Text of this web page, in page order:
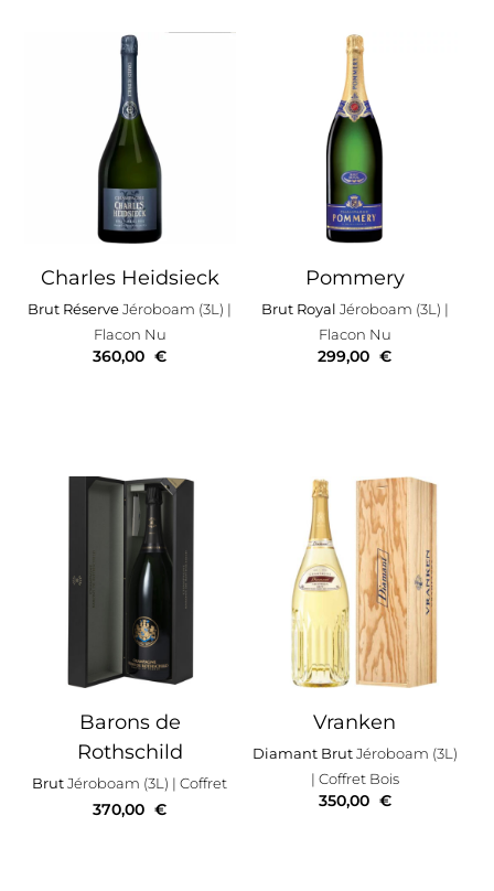
Charles Heidsieck
Brut RéserveJéroboam (3L) |
Flacon Nu
360,00 €
Pommery
Brut Royal Jéroboam (3L) |
Flacon Nu
299,00 €
Barons de
Rothschild
BrutJéroboam (3L) | Coffret
370,00 €
Vranken
Diamant BrutJéroboam (3L)
| Coffret Bois
350,00 €